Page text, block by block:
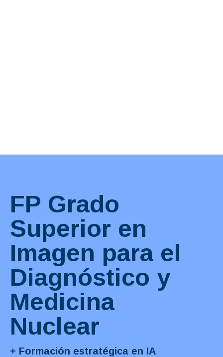
FP Grado
Superior en
Imagen para el
Diagnóstico y
Medicina
Nuclear
+ Formación estratégica en IA